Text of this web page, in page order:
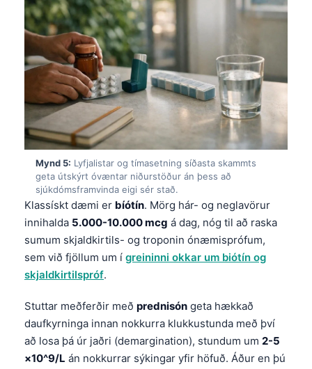
Mynd 5: Lyfjalistar og tímasetning síðasta skammts
geta útskýrt óvæntar niðurstöður án þess að
sjúkdómsframvinda eigi sér stað.
Klassískt dæmi er bíótín. Mörg hár- og neglavörur
innihalda 5.000-10.000 mcg á dag, nóg til að raska
sumum skjaldkirtils- og troponin ónæmisprófum,
sem við fjöllum um í greininni okkar um biótín og
skjaldkirtilspróf.
Stuttar meðferðir með prednisón geta hækkað
daufkyrninga innan nokkurra klukkustunda með því
að losa þá úr jaðri (demargination), stundum um 2-5
×10^9/L án nokkurrar sýkingar yfir höfuð. Áður en þú